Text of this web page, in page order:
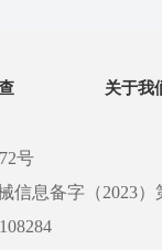
关于我
号
信息备字（2023）